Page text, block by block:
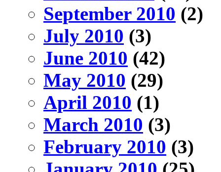
September 2010 (2)
July 2010 (3)
June 2010 (42)
May 2010 (29)
April 2010 (1)
March 2010 (3)
February 2010 (3)